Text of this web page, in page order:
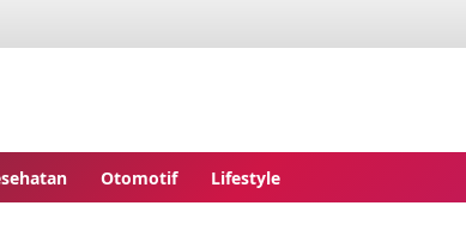
Otomotif Lifestyle